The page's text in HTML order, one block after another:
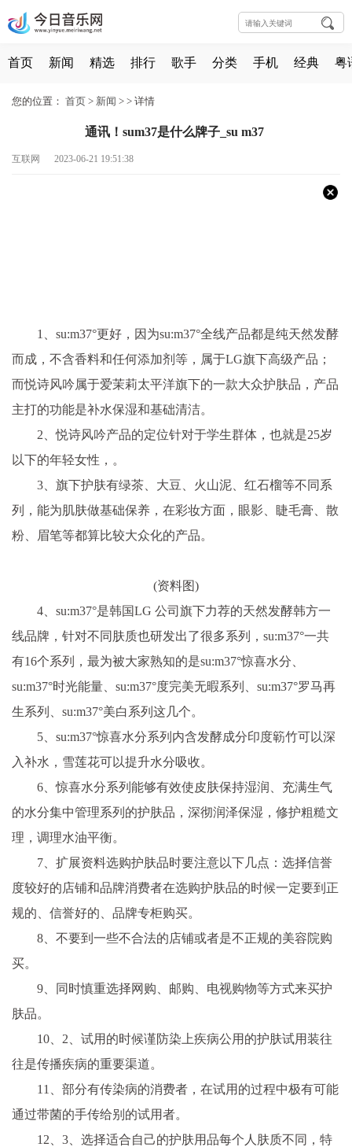
首页 新闻 精选 排行 歌手 分类 手机 经典 粤
您的位置： 首页 > 新闻 > > 详情
通讯！sum37是什么牌子_su m37
互联网 2023-06-21 19:51:38
1、su:m37°更好，因为su:m37°全线产品都是纯天然发酵
而成，不含香料和任何添加剂等，属于LG旗下高级产品；
而悦诗风吟属于爱茉莉太平洋旗下的一款大众护肤品，产品
主打的功能是补水保湿和基础清洁。
2、悦诗风吟产品的定位针对于学生群体，也就是25岁
以下的年轻女性，。
3、旗下护肤有绿茶、大豆、火山泥、红石榴等不同系
列，能为肌肤做基础保养，在彩妆方面，眼影、睫毛膏、散
粉、眉笔等都算比较大众化的产品。
(资料图)
4、su:m37°是韩国LG 公司旗下力荐的天然发酵韩方一
线品牌，针对不同肤质也研发出了很多系列，su:m37°一共
有16个系列，最为被大家熟知的是su:m37°惊喜水分、
su:m37°时光能量、su:m37°度完美无暇系列、su:m37°罗马再
生系列、su:m37°美白系列这几个。
5、su:m37°惊喜水分系列内含发酵成分印度簕竹可以深
入补水，雪莲花可以提升水分吸收。
6、惊喜水分系列能够有效使皮肤保持湿润、充满生气
的水分集中管理系列的护肤品，深彻润泽保湿，修护粗糙文
理，调理水油平衡。
7、扩展资料选购护肤品时要注意以下几点：选择信誉
度较好的店铺和品牌消费者在选购护肤品的时候一定要到正
规的、信誉好的、品牌专柜购买。
8、不要到一些不合法的店铺或者是不正规的美容院购
买。
9、同时慎重选择网购、邮购、电视购物等方式来买护
肤品。
10、2、试用的时候谨防染上疾病公用的护肤试用装往
往是传播疾病的重要渠道。
11、部分有传染病的消费者，在试用的过程中极有可能
通过带菌的手传给别的试用者。
12、3、选择适合自己的护肤用品每个人肤质不同，特